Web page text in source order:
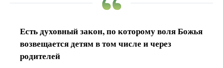
Есть духовный закон, по которому воля Божья
возвещается детям в том числе и через
родителей